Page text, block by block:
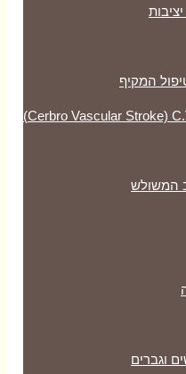
המקיף
המשולש
וגברים